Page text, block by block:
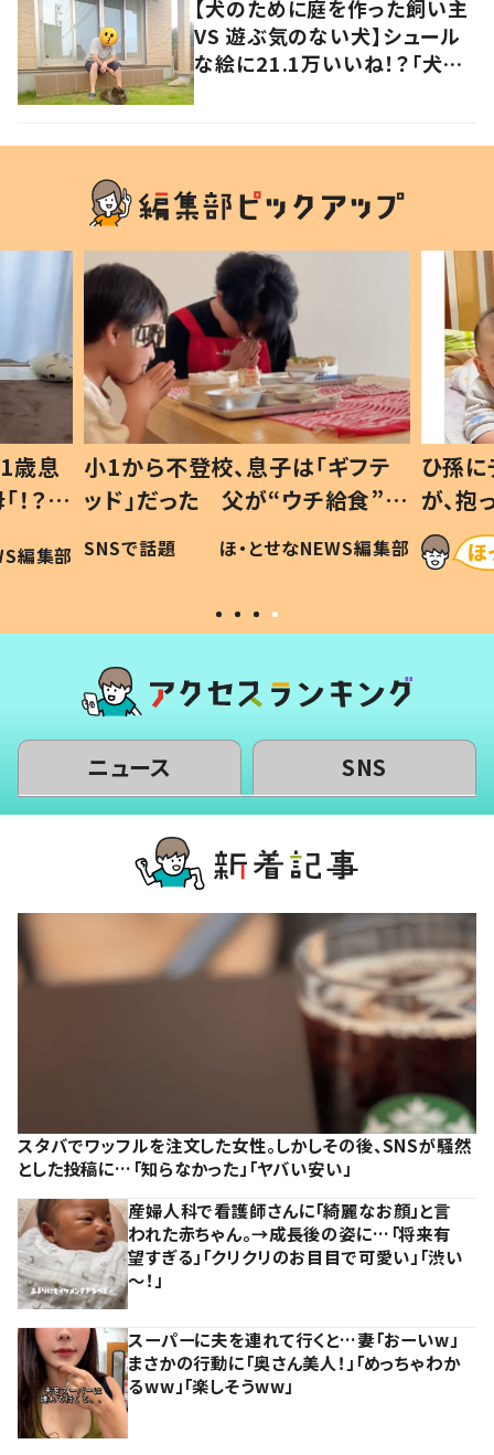
【犬のために庭を作った飼い主
VS 遊ぶ気のない犬】シュール
な絵に21.1万いいね！？「犬の
歳息
？」
編集部
小1から不登校、息子は「ギフテ
ッド」だった 父が“ウチ給食”を
作り続ける理由とは #令和の親
#令和の子
SNSで話題 ほ・とせなNEWS編集部
ひ孫
が、
「涙が
い」
ニュース SNS
スタバでワッフルを注文した女性。しかしその後、SNSが騒然
とした投稿に…「知らなかった」「ヤバい安い」
産婦人科で看護師さんに「綺麗なお顔」と言
われた赤ちゃん。→成長後の姿に…「将来有
望すぎる」「クリクリのお目目で可愛い」「渋い
～！」
スーパーに夫を連れて行くと…妻「おーいw」
まさかの行動に「奥さん美人！」「めっちゃわか
るww」「楽しそうww」